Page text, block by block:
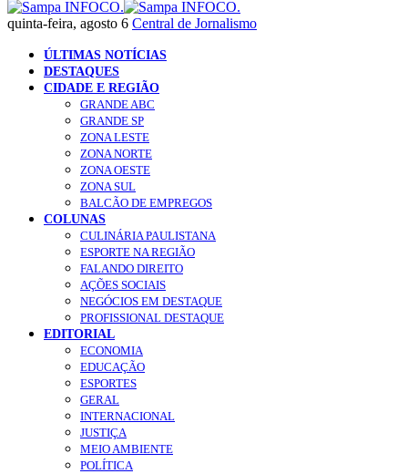
quinta-feira, agosto 6 Central de Jornalismo
ÚLTIMAS NOTÍCIAS
DESTAQUES
CIDADE E REGIÃO
GRANDE ABC
GRANDE SP
ZONA LESTE
ZONA NORTE
ZONA OESTE
ZONA SUL
BALCÃO DE EMPREGOS
COLUNAS
CULINÁRIA PAULISTANA
ESPORTE NA REGIÃO
FALANDO DIREITO
AÇÕES SOCIAIS
NEGÓCIOS EM DESTAQUE
PROFISSIONAL DESTAQUE
EDITORIAL
ECONOMIA
EDUCAÇÃO
ESPORTES
GERAL
INTERNACIONAL
JUSTIÇA
MEIO AMBIENTE
POLÍTICA